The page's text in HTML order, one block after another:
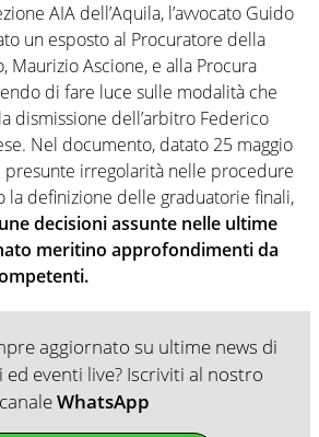
AIA dell’Aquila, l’avvocato Guido
un esposto al Procuratore della
Maurizio Ascione, e alla Procura
di fare luce sulle modalità che
dismissione dell’arbitro Federico
Nel documento, datato 25 maggio
presunte irregolarità nelle procedure
la definizione delle graduatorie finali,
decisioni assunte nelle ultime
meritino approfondimenti da
aggiornato su ultime news di
eventi live? Iscriviti al nostro
canaleWhatsApp